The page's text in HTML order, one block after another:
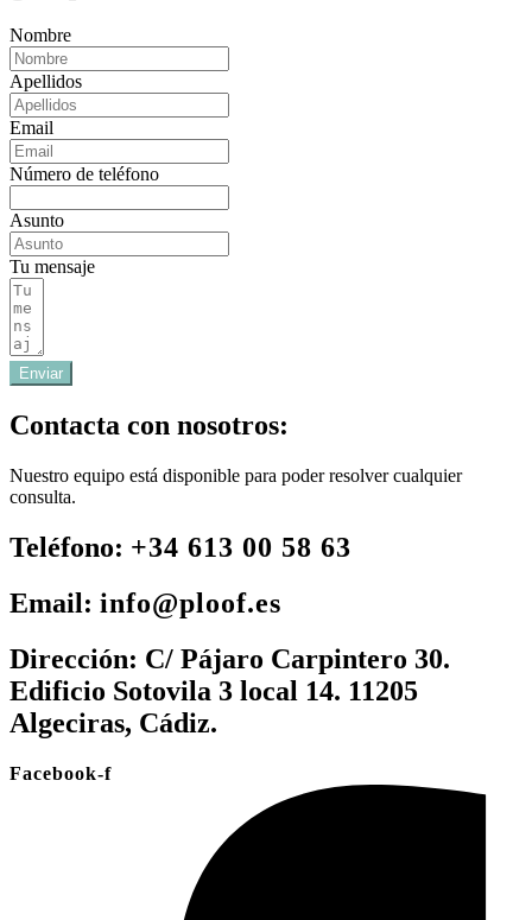
Nombre
Apellidos
Email
Número de teléfono
Asunto
Tu mensaje
Enviar
Contacta con nosotros:
Nuestro equipo está disponible para poder resolver cualquier
consulta.
Teléfono: +34 613 00 58 63
Email: info@ploof.es
Dirección: C/ Pájaro Carpintero 30.
Edificio Sotovila 3 local 14. 11205
Algeciras, Cádiz.
Facebook-f